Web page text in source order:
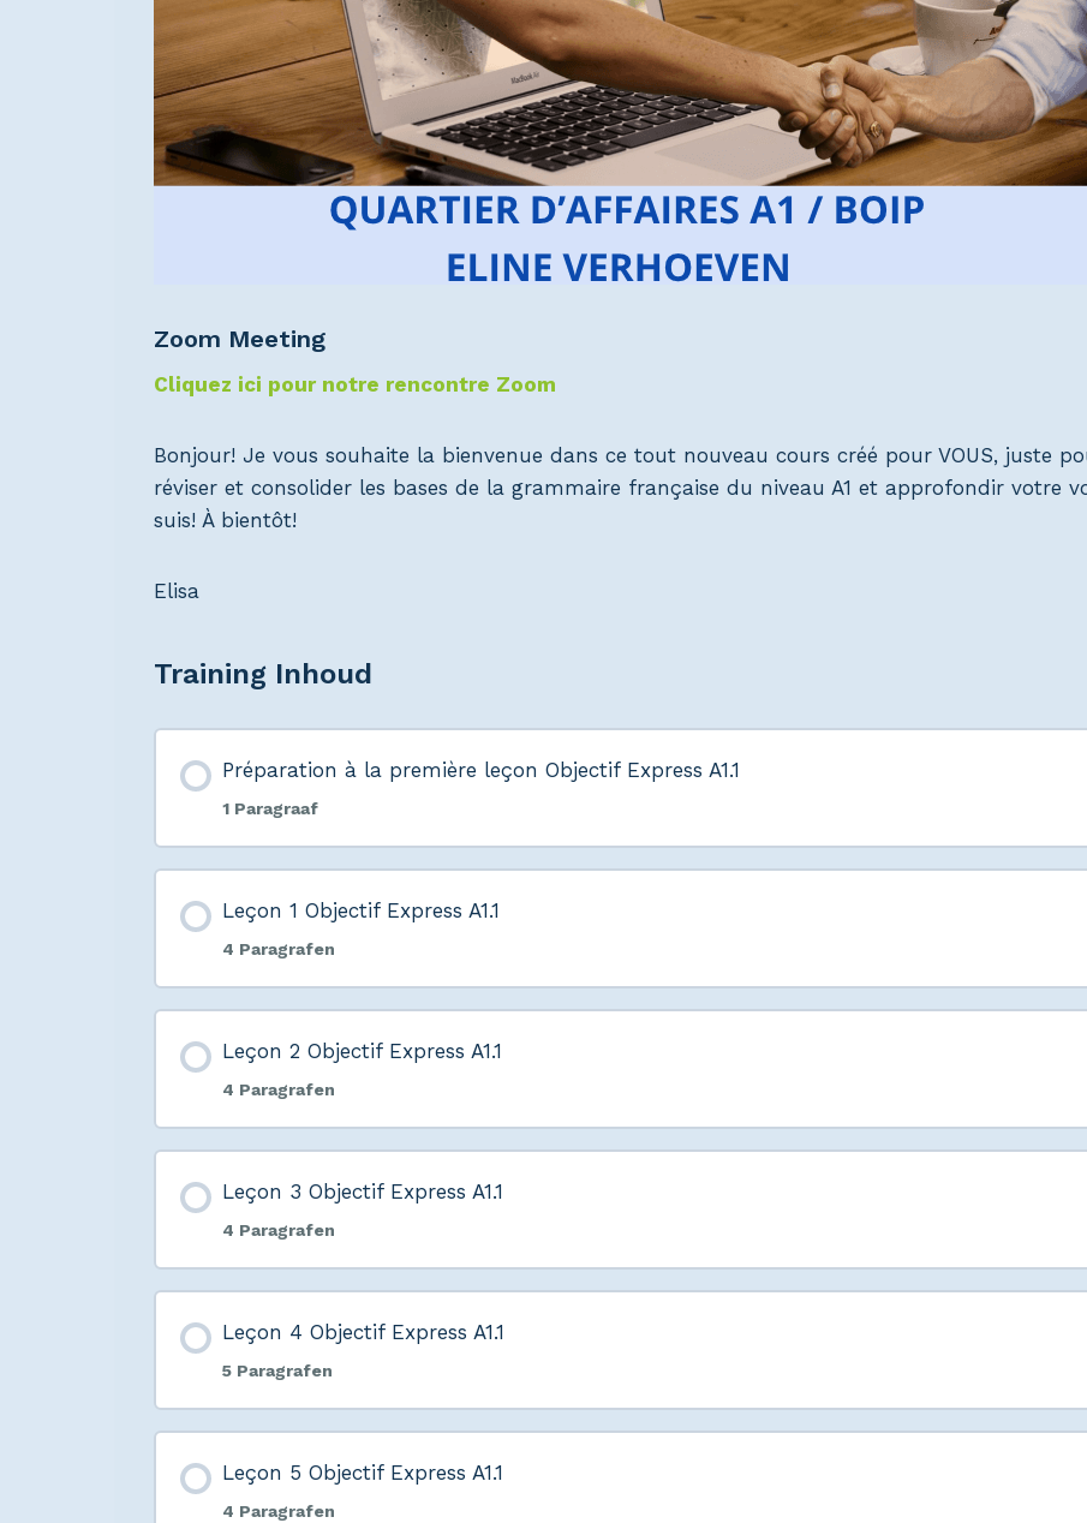
Zoom Meeting
Cliquez ici pour notre rencontre Zoom
Bonjour! Je vous souhaite la bienvenue dans ce tout nouveau cours créé pour VOUS, juste
réviser et consolider les bases de la grammaire française du niveau A1 et approfondir votre
suis! À bientôt!
Elisa
Training Inhoud
Préparation à la première leçon Objectif Express A1.1
1 Paragraaf
Leçon 1 Objectif Express A1.1
4 Paragrafen
Leçon 2 Objectif Express A1.1
4 Paragrafen
Leçon 3 Objectif Express A1.1
4 Paragrafen
Leçon 4 Objectif Express A1.1
5 Paragrafen
Leçon 5 Objectif Express A1.1
4 Paragrafen